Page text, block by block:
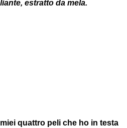
estratto da mela.
quattro peli che ho in testa